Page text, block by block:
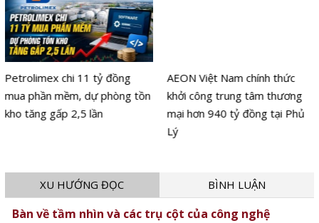
Petrolimex chi 11 tỷ đồng
mua phần mềm, dự phòng tồn
kho tăng gấp 2,5 lần
AEON Việt Nam chính thức
khởi công trung tâm thương
mại hơn 940 tỷ đồng tại Phủ
Lý
XU HƯỚNG ĐỌC BÌNH LUẬN
Bàn về tầm nhìn và các trụ cột của công nghệ